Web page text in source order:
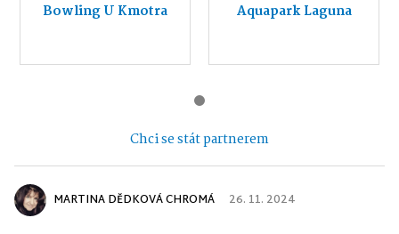
Bowling U Kmotra Aquapark Laguna
Chci se stát partnerem
MARTINA DĚDKOVÁ CHROMÁ 26. 11. 2024